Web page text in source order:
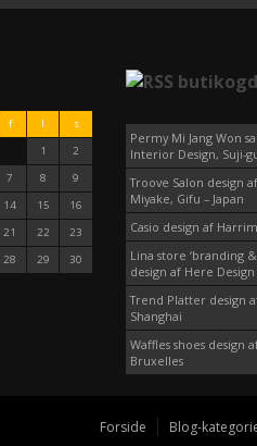
f l s
1
2
7 8
9
14 15
16
21 22
23
28 29
30
Permy Mi Jang Won
Interior Design, Suji-
Troove Salon design
Miyake, Gifu – Japan
Casio design af
Lina store ‘branding
design af Here Design
Trend Platter design
Shanghai
Waffles shoes design
Bruxelles
Forside Blog-